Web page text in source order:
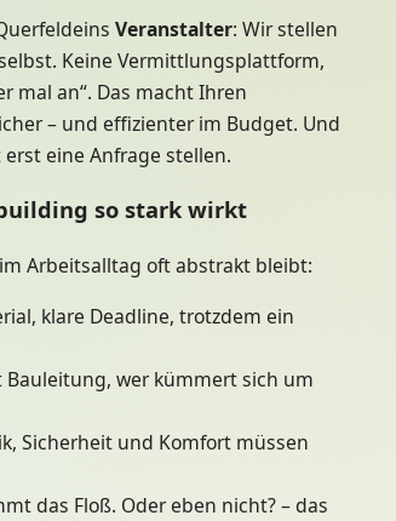
Veranstalter: Wir stellen
Keine Vermittlungsplattform,
mal an“. Das macht Ihren
– und effizienter im Budget. Und
eine Anfrage stellen.
so stark wirkt
Arbeitsalltag oft abstrakt bleibt:
klare Deadline, trotzdem ein
wer kümmert sich um
Sicherheit und Komfort müssen
das Floß. Oder eben nicht? – das